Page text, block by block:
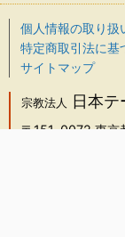
個人情報の取り扱
特定商取引法に基
サイトマップ
宗教法人 日本テ
〒151-0072東京